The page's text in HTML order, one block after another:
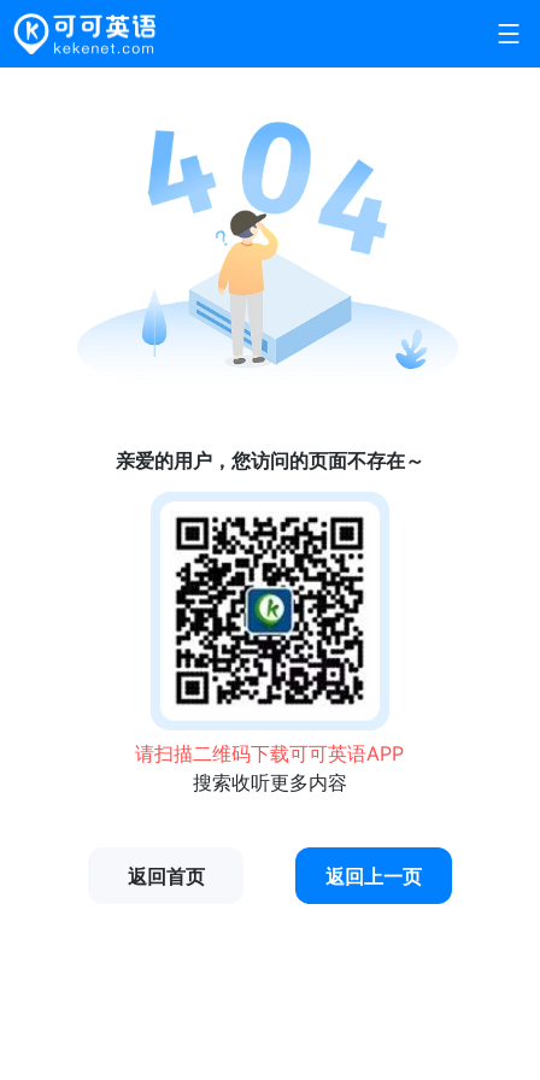
亲爱的用户，您访问的页面不存在～
请扫描二维码下载可可英语APP
搜索收听更多内容
返回首页 返回上一页